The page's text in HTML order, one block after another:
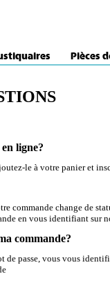
Pièces
ligne?
le à votre panier et
commande change de
en vous identifiant sur
commande?
de passe, vous vous